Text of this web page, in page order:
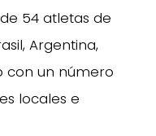
54 atletas de
Argentina,
con un número
locales e